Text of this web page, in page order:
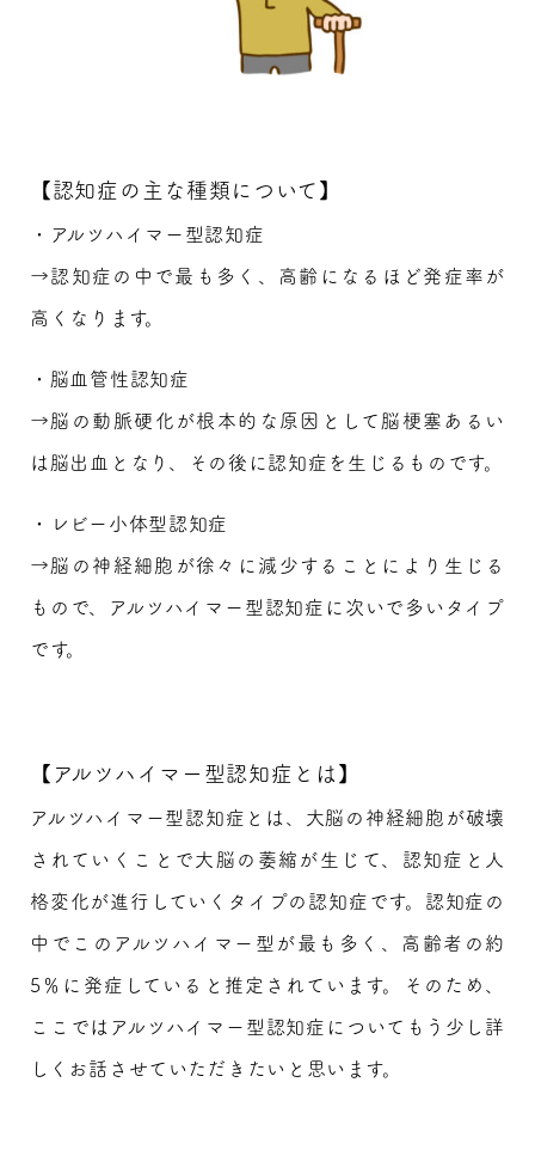
【認知症の主な種類について】
・アルツハイマー型認知症
→認知症の中で最も多く、高齢になるほど発症率が
高くなります。
・脳血管性認知症
→脳の動脈硬化が根本的な原因として脳梗塞あるい
は脳出血となり、その後に認知症を生じるものです。
・レビー小体型認知症
→脳の神経細胞が徐々に減少することにより生じる
もので、アルツハイマー型認知症に次いで多いタイプ
です。
【アルツハイマー型認知症とは】
アルツハイマー型認知症とは、大脳の神経細胞が破壊
されていくことで大脳の萎縮が生じて、認知症と人
格変化が進行していくタイプの認知症です。認知症の
中でこのアルツハイマー型が最も多く、高齢者の約
5％に発症していると推定されています。そのため、
ここではアルツハイマー型認知症についてもう少し詳
しくお話させていただきたいと思います。